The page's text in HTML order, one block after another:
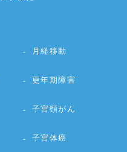
月経移動
更年期障害
子宮頸がん
子宮体癌